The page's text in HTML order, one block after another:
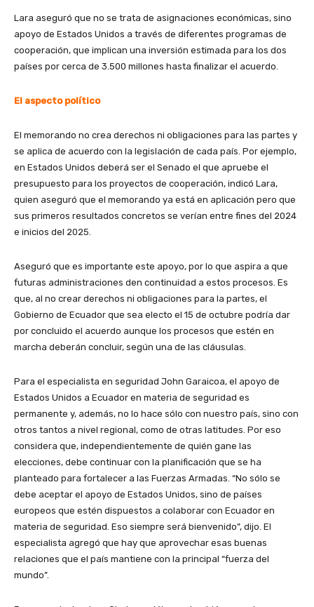
Lara aseguró que no se trata de asignaciones económicas, sino
apoyo de Estados Unidos a través de diferentes programas de
cooperación, que implican una inversión estimada para los dos
países por cerca de 3.500 millones hasta finalizar el acuerdo.
El aspecto político
El memorando no crea derechos ni obligaciones para las partes y
se aplica de acuerdo con la legislación de cada país. Por ejemplo,
en Estados Unidos deberá ser el Senado el que apruebe el
presupuesto para los proyectos de cooperación, indicó Lara,
quien aseguró que el memorando ya está en aplicación pero que
sus primeros resultados concretos se verían entre fines del 2024
e inicios del 2025.
Aseguró que es importante este apoyo, por lo que aspira a que
futuras administraciones den continuidad a estos procesos. Es
que, al no crear derechos ni obligaciones para la partes, el
Gobierno de Ecuador que sea electo el 15 de octubre podría dar
por concluido el acuerdo aunque los procesos que estén en
marcha deberán concluir, según una de las cláusulas.
Para el especialista en seguridad John Garaicoa, el apoyo de
Estados Unidos a Ecuador en materia de seguridad es
permanente y, además, no lo hace sólo con nuestro país, sino con
otros tantos a nivel regional, como de otras latitudes. Por eso
considera que, independientemente de quién gane las
elecciones, debe continuar con la planificación que se ha
planteado para fortalecer a las Fuerzas Armadas. “No sólo se
debe aceptar el apoyo de Estados Unidos, sino de países
europeos que estén dispuestos a colaborar con Ecuador en
materia de seguridad. Eso siempre será bienvenido”, dijo. El
especialista agregó que hay que aprovechar esas buenas
relaciones que el país mantiene con la principal “fuerza del
mundo”.